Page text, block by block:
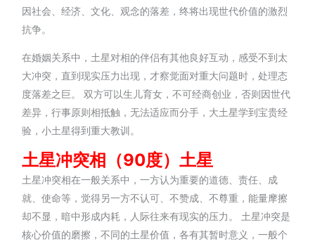
因社会、经济、文化、观念的落差，终将出现世代价值的激烈
抗争。
在婚姻关系中，土星对相的伴侣有其他良好互动，感受不到太
大冲突，直到现实压力出现，才察觉面对重大问题时，处理态
度落差之巨。 双方可以生儿育女，不可经商创业，否则因世代
差异，行事原则相抵触，无法适应而分手，大土星学到宝贵经
验，小土星得到重大教训。
土星冲突相（90度）土星
土星冲突相在一般关系中，一方认为重要的道德、责任、成
就、使命等，觉得另一方不认可、不赞成、不尊重，能量摩擦
却不显，暗中形成内耗，人际往来有现实的压力。 土星冲突是
核心价值的磨擦，不同的土星价值，各有其暂时意义，一般个